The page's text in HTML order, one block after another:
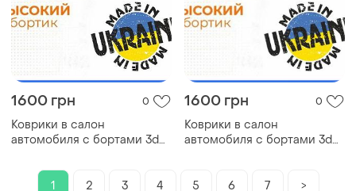
1600 грн 0
Коврики в салон
автомобиля с бортами 3d
saratoga крайсле коврики в
салон эва
1600 грн 0
Коврики в салон
автомобиля с бортами 3d
1
2 3 4 5 6 7 >